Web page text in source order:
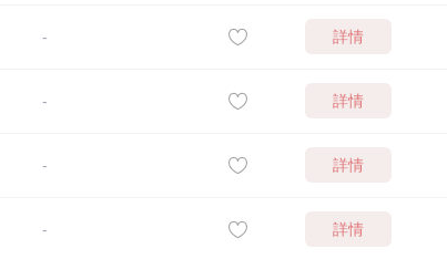
- 詳情
- 詳情
- 詳情
- 詳情